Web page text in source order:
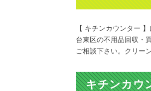
【 キチンカウンター
台東区の不用品回収・
ご相談下さい。クリー
キチンカウ